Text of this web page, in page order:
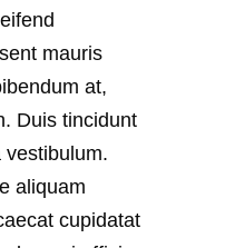
mauris
at,
Duis tincidunt
vestibulum.
aliquam
cupidatat